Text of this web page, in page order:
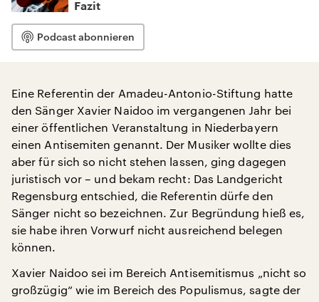
Fazit
Podcast abonnieren
Eine Referentin der Amadeu-Antonio-Stiftung hatte
den Sänger Xavier Naidoo im vergangenen Jahr bei
einer öffentlichen Veranstaltung in Niederbayern
einen Antisemiten genannt. Der Musiker wollte dies
aber für sich so nicht stehen lassen, ging dagegen
juristisch vor – und bekam recht: Das Landgericht
Regensburg entschied, die Referentin dürfe den
Sänger nicht so bezeichnen. Zur Begründung hieß es,
sie habe ihren Vorwurf nicht ausreichend belegen
können.
Xavier Naidoo sei im Bereich Antisemitismus „nicht so
großzügig“ wie im Bereich des Populismus, sagte der